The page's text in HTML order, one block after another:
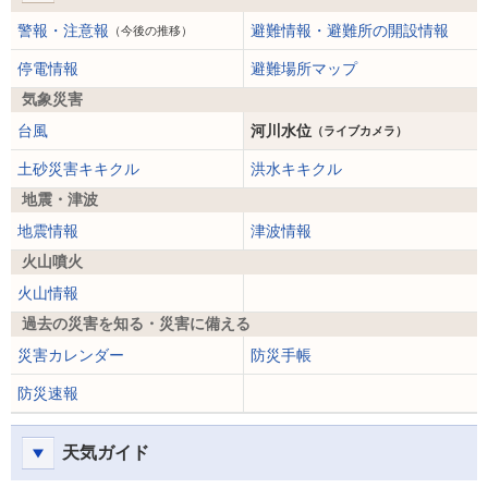
警報・注意報 （今後の推移） 避難情報・避難所の開設情報
停電情報
避難場所マップ
気象災害
台風
河川水位 （ライブカメラ）
土砂災害キキクル
洪水キキクル
地震・津波
地震情報
津波情報
火山噴火
火山情報
過去の災害を知る・災害に備える
災害カレンダー
防災手帳
防災速報
天気ガイド